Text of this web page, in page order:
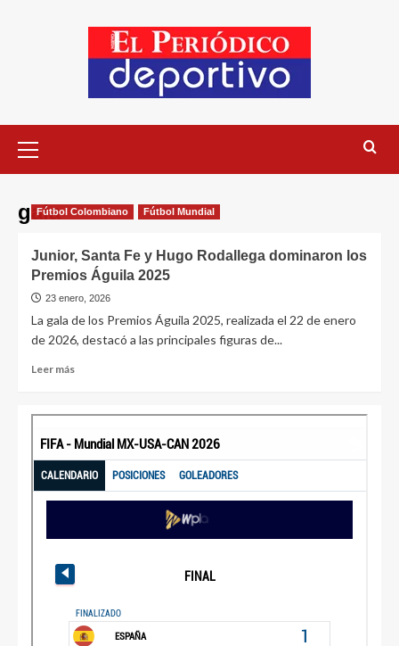
gala
Fútbol Colombiano Fútbol Mundial
Junior, Santa Fe y Hugo Rodallega dominaron los
Premios Águila 2025
23 enero, 2026
La gala de los Premios Águila 2025, realizada el 22 de enero
de 2026, destacó a las principales figuras de...
Leer más